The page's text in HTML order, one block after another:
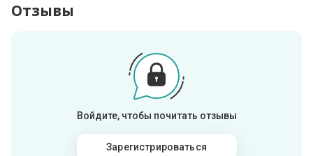
Отзывы
Войдите, чтобы почитать отзывы
Зарегистрироваться